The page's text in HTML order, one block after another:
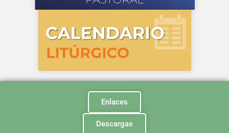
Enlaces
Descargas